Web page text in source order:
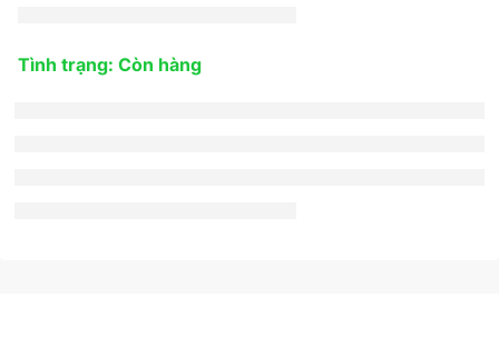
Tình trạng: Còn hàng